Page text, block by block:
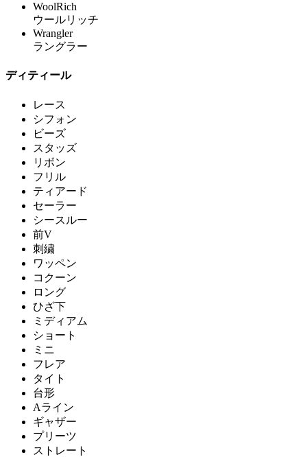
WoolRich
ウールリッチ
Wrangler
ラングラー
ディティール
レース
シフォン
ビーズ
スタッズ
リボン
フリル
ティアード
セーラー
シースルー
前V
刺繍
ワッペン
コクーン
ロング
ひざ下
ミディアム
ショート
ミニ
フレア
タイト
台形
Aライン
ギャザー
プリーツ
ストレート